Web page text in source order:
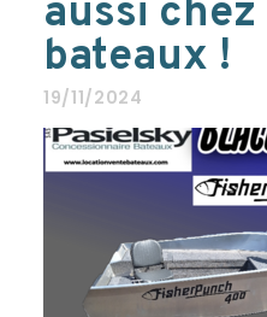
aussi
bateaux !
19/11/2024